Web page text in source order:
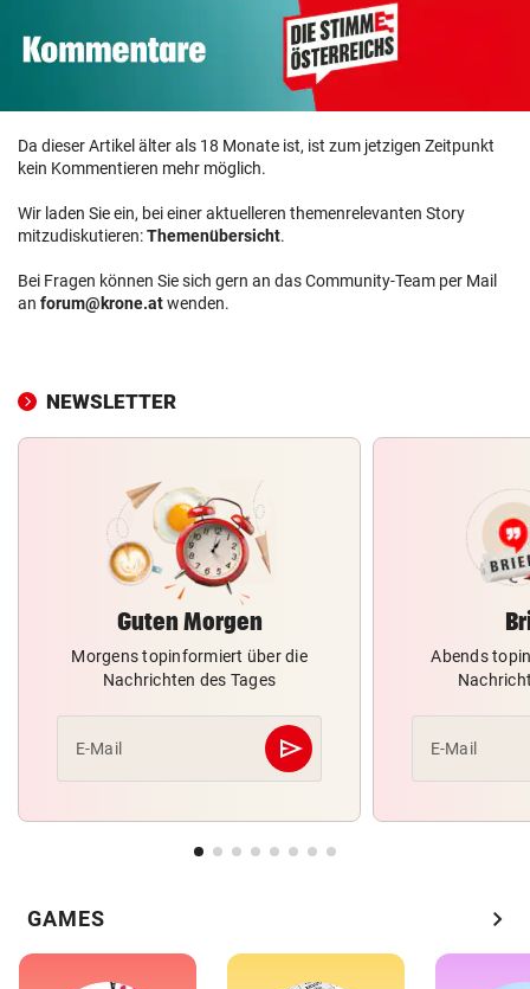
Da dieser Artikel älter als 18 Monate ist, ist zum jetzigen Zeitpunkt
kein Kommentieren mehr möglich.
Wir laden Sie ein, bei einer aktuelleren themenrelevanten Story
mitzudiskutieren:Themenübersicht.
Bei Fragen können Sie sich gern an das Community-Team per Mail
an forum@krone.atwenden.
NEWSLETTER
Guten Morgen
Morgens topinformiert über die
Nachrichten des Tages
E-Mail send
Abschicken
Abends
E-Mail
GAMES chevron_right